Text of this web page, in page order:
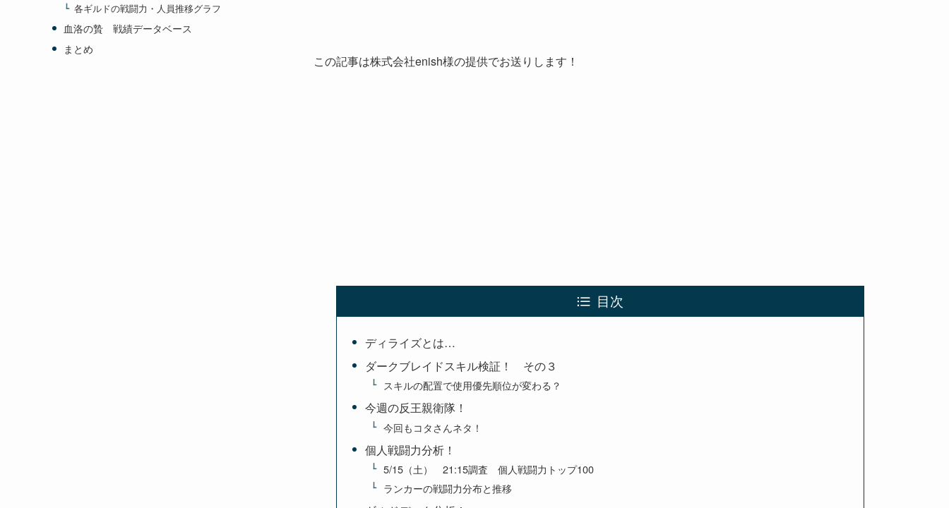
この記事は株式会社enish様の提供でお送りします！
目次
ディライズとは…
ダークブレイドスキル検証！ その３
スキルの配置で使用優先順位が変わる？
今週の反王親衛隊！
今回もコタさんネタ！
個人戦闘力分析！
5/15（土） 21:15調査 個人戦闘力トップ100
ランカーの戦闘力分布と推移
各ギルドの戦闘力・人員推移グラフ
血洛の贄 戦績データベース
まとめ